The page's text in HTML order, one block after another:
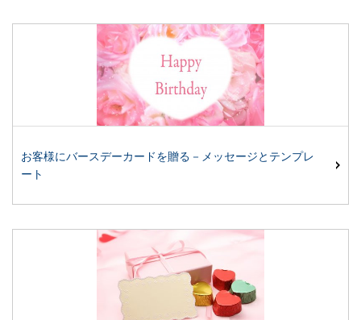
お客様にバースデーカードを贈る－メッセージとテンプレ
ート